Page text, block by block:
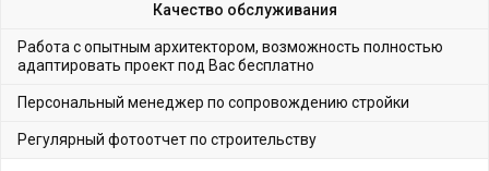
Качество обслуживания
Работа с опытным архитектором, возможность полностью
адаптировать проект под Вас бесплатно
Персональный менеджер по сопровождению стройки
Регулярный фотоотчет по строительству